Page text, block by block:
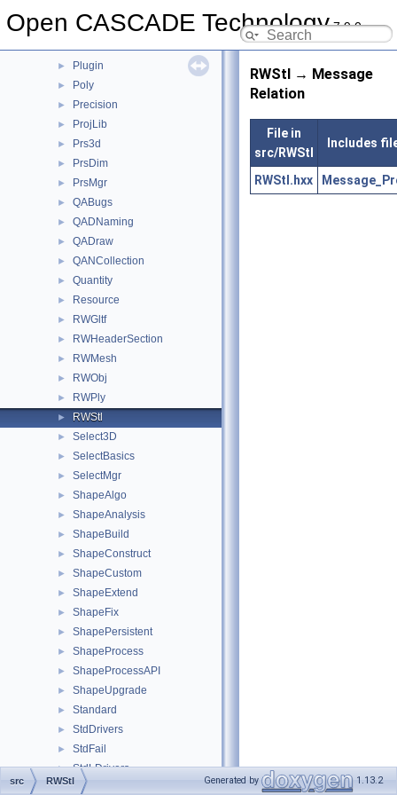
Open CASCADE Technology7.9.0
Plate
► Plugin
► Poly
► Precision
► ProjLib
► Prs3d
► PrsDim
► PrsMgr
► QABugs
► QADNaming
► QADraw
► QANCollection
► Quantity
► Resource
► RWGltf
► RWHeaderSection
► RWMesh
► RWObj
► RWPly
► RWStl
► Select3D
► SelectBasics
► SelectMgr
► ShapeAlgo
► ShapeAnalysis
► ShapeBuild
► ShapeConstruct
► ShapeCustom
► ShapeExtend
► ShapeFix
► ShapePersistent
► ShapeProcess
► ShapeProcessAPI
► ShapeUpgrade
► Standard
► StdDrivers
► StdFail
► StdLDrivers
► StdLPersistent
RWStl → Message
Relation
File in
src/RWStl
Includes
RWStl.hxx
src RWStl Generated by 1.13.2